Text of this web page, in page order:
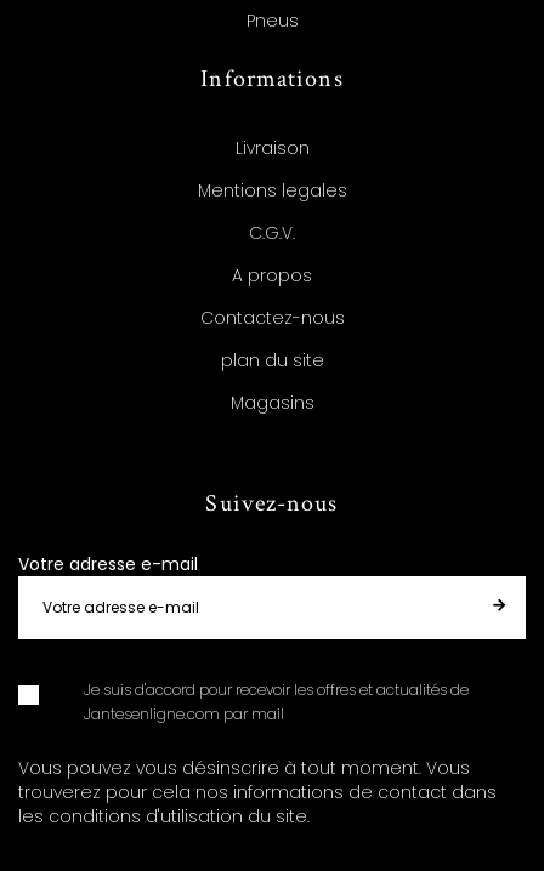
Pneus
Informations
Livraison
Mentions legales
C.G.V.
A propos
Contactez-nous
plan du site
Magasins
Suivez-nous
Votre adresse e-mail
Je suis d'accord pour recevoir les offres et actualités de
Jantesenligne.com par mail
Vous pouvez vous désinscrire à tout moment. Vous
trouverez pour cela nos informations de contact dans
les conditions d'utilisation du site.